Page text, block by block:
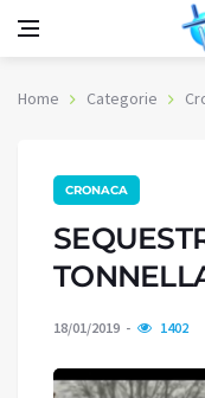
Home Categorie
CRONACA
18/01/2019 1402